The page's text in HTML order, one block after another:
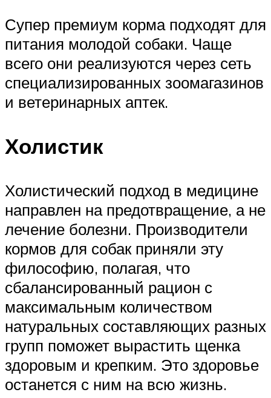
Супер премиум корма подходят для
питания молодой собаки. Чаще
всего они реализуются через сеть
специализированных зоомагазинов
и ветеринарных аптек.
Холистик
Холистический подход в медицине
направлен на предотвращение, а не
лечение болезни. Производители
кормов для собак приняли эту
философию, полагая, что
сбалансированный рацион с
максимальным количеством
натуральных составляющих разных
групп поможет вырастить щенка
здоровым и крепким. Это здоровье
останется с ним на всю жизнь.